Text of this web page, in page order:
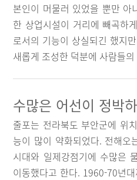
본인이 머물러 있었을 뿐만 아
한 상업시설이 거리에 빼곡하
로서의 기능이 상실되긴 했지
새롭게 조성한 덕분에 사람들
수많은 어선이 정박
줄포는 전라북도 부안군에 위
능이 많이 약화되었다. 전해오
시대와 일제강점기에 수많은
이동했다고 한다. 1960-70년